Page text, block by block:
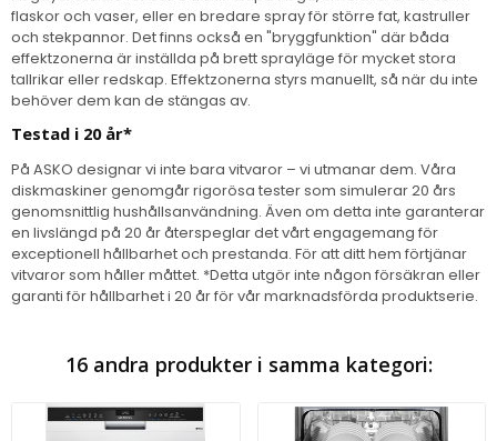
flaskor och vaser, eller en bredare spray för större fat, kastruller
och stekpannor. Det finns också en "bryggfunktion" där båda
effektzonerna är inställda på brett sprayläge för mycket stora
tallrikar eller redskap. Effektzonerna styrs manuellt, så när du inte
behöver dem kan de stängas av.
Testad i 20 år*
På ASKO designar vi inte bara vitvaror – vi utmanar dem. Våra
diskmaskiner genomgår rigorösa tester som simulerar 20 års
genomsnittlig hushållsanvändning. Även om detta inte garanterar
en livslängd på 20 år återspeglar det vårt engagemang för
exceptionell hållbarhet och prestanda. För att ditt hem förtjänar
vitvaror som håller måttet. *Detta utgör inte någon försäkran eller
garanti för hållbarhet i 20 år för vår marknadsförda produktserie.
16 andra produkter i samma kategori: